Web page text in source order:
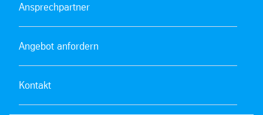
Ansprechpartner
Angebot anfordern
Kontakt